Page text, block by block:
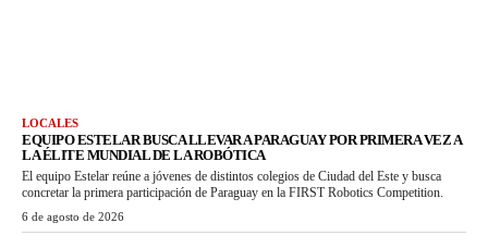
LOCALES
EQUIPO ESTELAR BUSCA LLEVAR A PARAGUAY POR PRIMERA VEZ A
LA ÉLITE MUNDIAL DE LA ROBÓTICA
El equipo Estelar reúne a jóvenes de distintos colegios de Ciudad del Este y busca
concretar la primera participación de Paraguay en la FIRST Robotics Competition.
6 de agosto de 2026